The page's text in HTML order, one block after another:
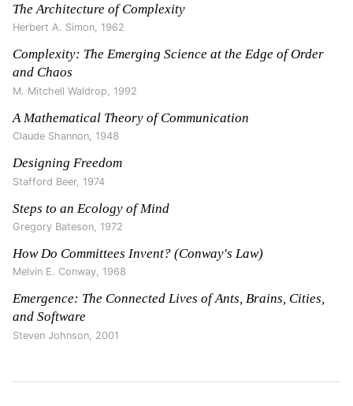
The Architecture of Complexity
Herbert A. Simon, 1962
Complexity: The Emerging Science at the Edge of Order
and Chaos
M. Mitchell Waldrop 1992
A Mathematical Theory of Communication
Claude Shannon, 1948
Designing Freedom
Stafford Beer, 1974
Steps to an Ecology of Mind
Gregory Bateson, 1972
How Do Committees Invent? (Conway's Law)
Melvin E. Conway, 1968
Emergence: The Connected Lives of Ants, Brains, Cities,
and Software
Steven Johnson 2001